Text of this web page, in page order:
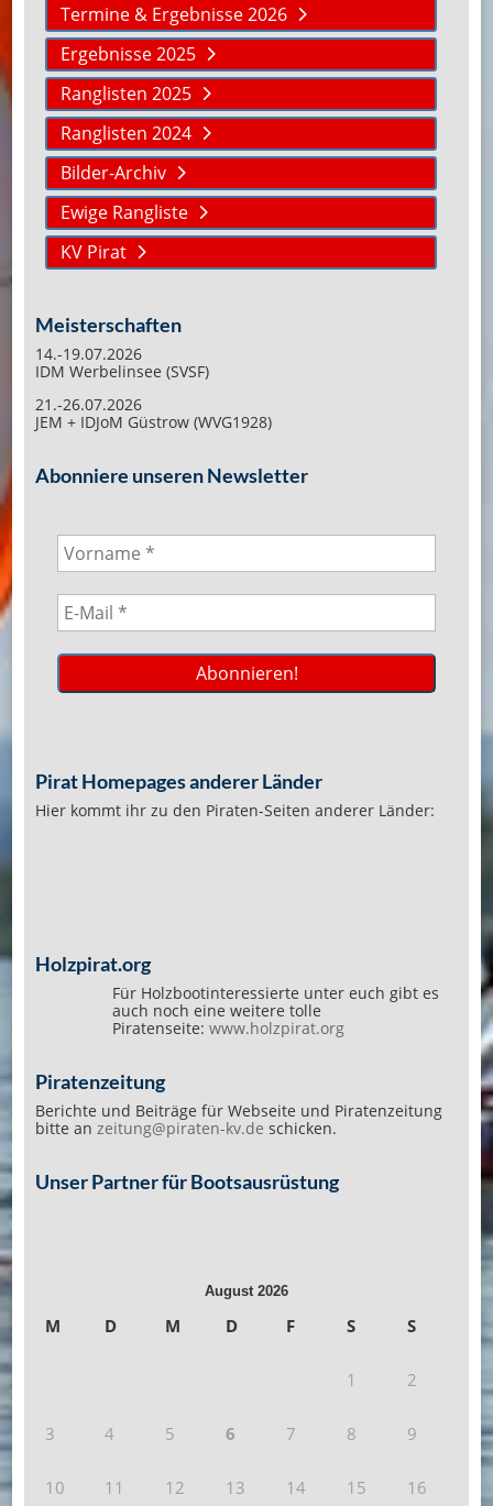
Termine & Ergebnisse 2026
Ergebnisse 2025
Ranglisten 2025
Ranglisten 2024
Bilder-Archiv
Ewige Rangliste
KV Pirat
Meisterschaften
14.-19.07.2026
IDM Werbelinsee (SVSF)
21.-26.07.2026
JEM + IDJoM Güstrow (WVG1928)
Abonniere unseren Newsletter
Pirat Homepages anderer Länder
Hier kommt ihr zu den Piraten-Seiten anderer Länder:
Holzpirat.org
Für Holzbootinteressierte unter euch gibt es
auch noch eine weitere tolle
Piratenseite: www.holzpirat.org
Piratenzeitung
Berichte und Beiträge für Webseite und Piratenzeitung
bitte an zeitung@piraten-kv.de schicken.
Unser Partner für Bootsausrüstung
August 2026
M D M D F S S
1 2
3 4 5 6 7 8 9
10 11 12 13 14 15 16